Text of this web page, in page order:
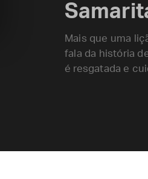
Mais que uma
fala da história
é resgatada e